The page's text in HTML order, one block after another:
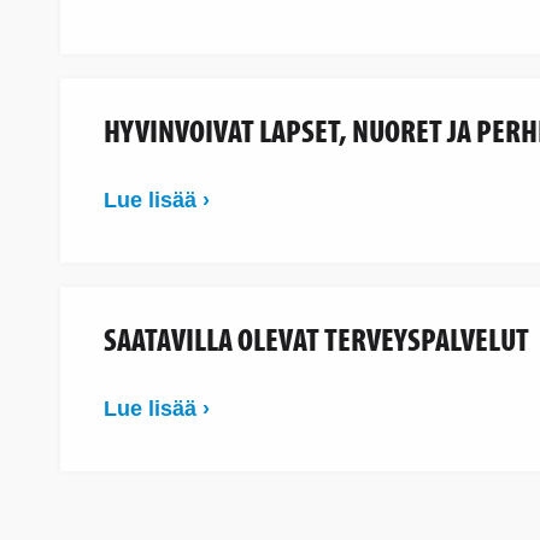
HYVINVOIVAT LAPSET, NUORET JA
Lue lisää ›
SAATAVILLA OLEVAT TERVEYSPALVELUT
Lue lisää ›